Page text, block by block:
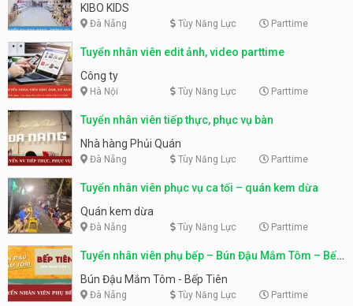
KIBO KIDS
Đà Nẵng Tùy Năng Lực Parttime
Tuyển nhân viên edit ảnh, video parttime
Công ty
Hà Nội Tùy Năng Lực Parttime
Tuyển nhân viên tiếp thực, phục vụ bàn
Nhà hàng Phủi Quán
Đà Nẵng Tùy Năng Lực Parttime
Tuyển nhân viên phục vụ ca tối – quán kem dừa
Quán kem dừa
Đà Nẵng Tùy Năng Lực Parttime
Tuyển nhân viên phụ bếp – Bún Đậu Mắm Tôm – Bếp
Tiên
Bún Đậu Mắm Tôm - Bếp Tiên
Đà Nẵng Tùy Năng Lực Parttime